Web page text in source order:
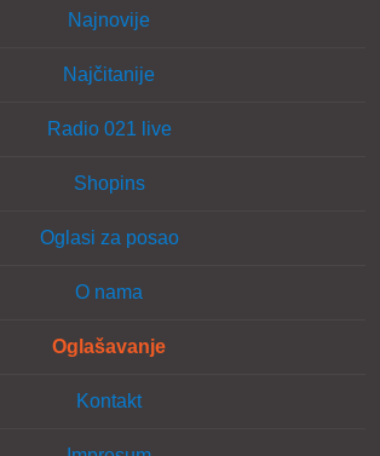
Najnovije
Najčitanije
Radio 021 live
Shopins
Oglasi za posao
O nama
Oglašavanje
Kontakt